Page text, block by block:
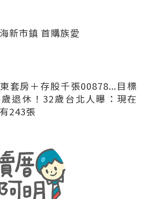
新市鎮 首購族愛
套房＋存股千張00878...目標
退休！32歲台北人曝：現在
243張